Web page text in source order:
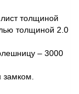
толщиной
толщиной 2.0
– 3000